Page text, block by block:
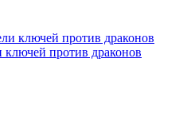
ключей против драконов